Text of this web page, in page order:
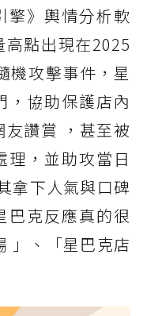
擎》輿情分析軟
點出現在2025
機攻擊事件，星
，協助保護店內
讚賞 ，甚至被
理，並助攻當日
拿下人氣與口碑
巴克反應真的很
」、「星巴克店